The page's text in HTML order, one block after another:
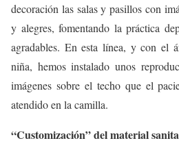
decoración las salas y pasillos con
y alegres, fomentando la práctica
agradables. En esta línea, y con el
niña, hemos instalado unos
imágenes sobre el techo que el
atendido en la camilla.
“Customización” del material